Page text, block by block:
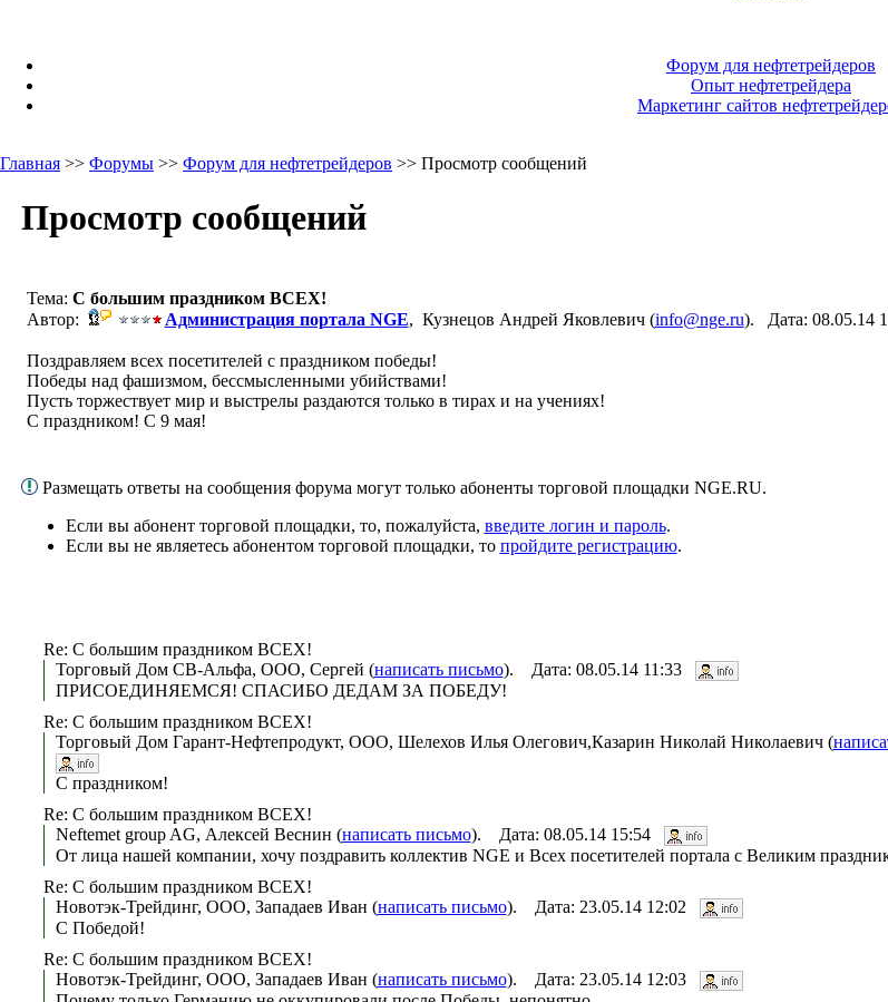
Форум для нефтетрейдеров
Опыт нефтетрейдера
Маркетинг сайтов
Главная >> Форумы >> Форум для нефтетрейдеров >> Просмотр сообщений
Просмотр сообщений
Тема: С большим праздником ВСЕХ!
Автор:
Администрация портала NGE, Кузнецов Андрей Яковлевич (info@nge.ru). Дата: 08.05.14
Поздравляем всех посетителей с праздником победы!
Победы над фашизмом, бессмысленными убийствами!
Пусть торжествует мир и выстрелы раздаются только в тирах и на учениях!
С праздником! С 9 мая!
Размещать ответы на сообщения форума могут только абоненты торговой площадки NGE.RU.
Если вы абонент торговой площадки, то, пожалуйста, введите логин и пароль.
Если вы не являетесь абонентом торговой площадки, то пройдите регистрацию.
Re: С большим праздником ВСЕХ!
Торговый Дом СВ-Альфа, ООО, Сергей (написать письмо). Дата: 08.05.14 11:33
ПРИСОЕДИНЯЕМСЯ! СПАСИБО ДЕДАМ ЗА ПОБЕДУ!
Re: С большим праздником ВСЕХ!
Торговый Дом Гарант-Нефтепродукт, ООО, Шелехов Илья Олегович,Казарин Николай Николаевич (
C праздником!
Re: С большим праздником ВСЕХ!
Neftemet group AG, Алексей Веснин (написать письмо). Дата: 08.05.14 15:54
От лица нашей компании, хочу поздравить коллектив NGE и Всех посетителей портала с Великим
Re: С большим праздником ВСЕХ!
Новотэк-Трейдинг, ООО, Западаев Иван (написать письмо). Дата: 23.05.14 12:02
С Победой!
Re: С большим праздником ВСЕХ!
Новотэк-Трейдинг, ООО, Западаев Иван (написать письмо). Дата: 23.05.14 12:03